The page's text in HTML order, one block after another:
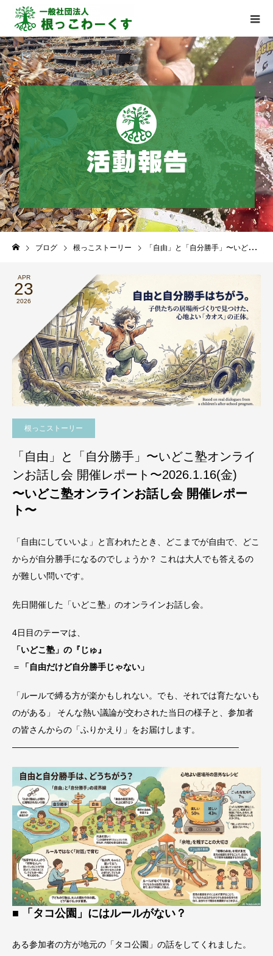
ブログ 根っこストーリー 「自由」と「自分勝手」〜いどこ塾オンラインお話し会 開催レポート〜2026.1.16(金)
APR
23
2026
根っこストーリー
「自由」と「自分勝手」〜いどこ塾オンライ
ンお話し会 開催レポート〜2026.1.16(金)
〜いどこ塾オンラインお話し会 開催レポー
ト〜
「自由にしていいよ」と言われたとき、どこまでが自由で、どこ
からが自分勝手になるのでしょうか？ これは大人でも答えるの
が難しい問いです。
先日開催した「いどこ塾」のオンラインお話し会。
4日目のテーマは、
「いどこ塾」の『じゅ』
＝
「自由だけど自分勝手じゃない」
「ルールで縛る方が楽かもしれない。でも、それでは育たないも
のがある」 そんな熱い議論が交わされた当日の様子と、参加者
の皆さんからの「ふりかえり」をお届けします。
——————————————————————————–
■ 「タコ公園」にはルールがない？
ある参加者の方が地元の「タコ公園」の話をしてくれました。